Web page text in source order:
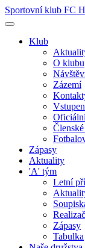
Sportovní klub FC
Klub
O klubu
Zázemí
Zápasy
Aktuality
'A' tým
Letní
Zápasy
Tabulka